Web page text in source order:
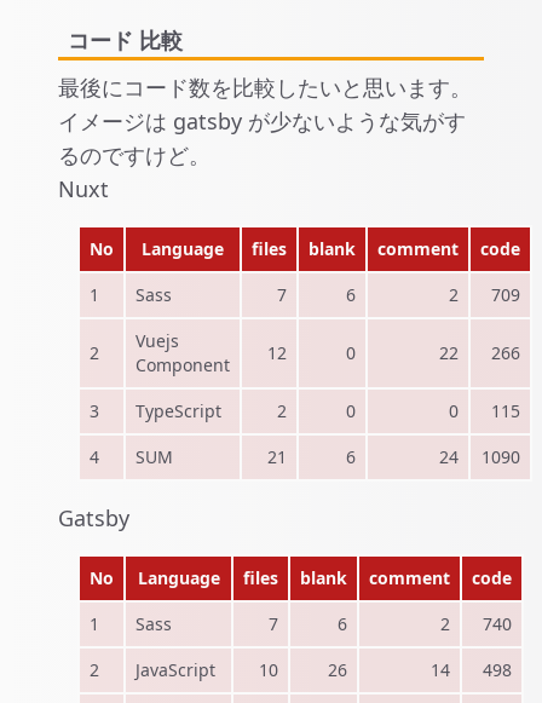
コード 比較
最後にコード数を比較したいと思います。
イメージは gatsby が少ないような気がす
るのですけど。
Nuxt
No Language files blank comment
code
1
Sass 7 6 2 709
2
Vuejs
Component
12 0 22 266
3 TypeScript 2 0 0
115
4
SUM 21 6 24 1090
Gatsby
No Language files blank comment
code
1
Sass 7 6 2
740
2
JavaScript 10 26 14
498